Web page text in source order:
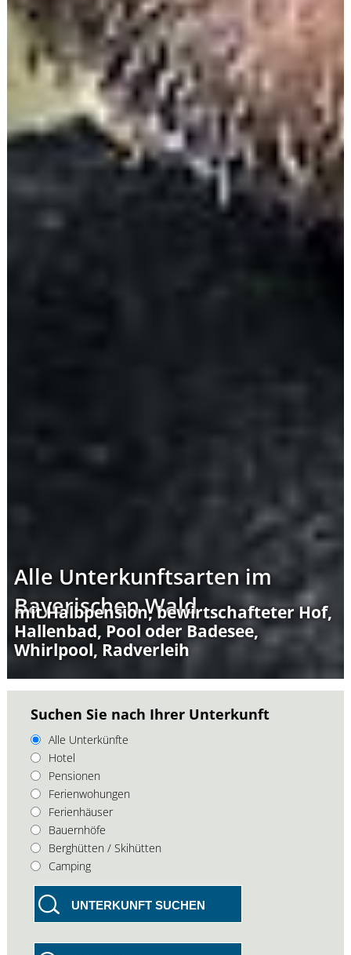
Alle Unterkunftsarten im
Bayerischen Wald
mit Halbpension, bewirtschafteter Hof,
Hallenbad, Pool oder Badesee,
Whirlpool, Radverleih
Suchen Sie nach Ihrer Unterkunft
Alle Unterkünfte
Hotel
Pensionen
Ferienwohungen
Ferienhäuser
Bauernhöfe
Berghütten / Skihütten
Camping
UNTERKUNFT SUCHEN